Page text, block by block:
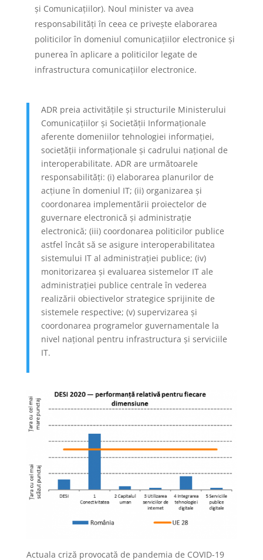
și Comunicațiilor). Noul minister va avea
responsabilități în ceea ce privește elaborarea
politicilor în domeniul comunicațiilor electronice și
punerea în aplicare a politicilor legate de
infrastructura comunicațiilor electronice.
ADR preia activitățile și structurile Ministerului
Comunicațiilor și Societății Informaționale
aferente domeniilor tehnologiei informației,
societății informaționale și cadrului național de
interoperabilitate. ADR are următoarele
responsabilități: (i) elaborarea planurilor de
acțiune în domeniul IT; (ii) organizarea și
coordonarea implementării proiectelor de
guvernare electronică și administrație
electronică; (iii) coordonarea politicilor publice
astfel încât să se asigure interoperabilitatea
sistemului IT al administrației publice; (iv)
monitorizarea și evaluarea sistemelor IT ale
administrației publice centrale în vederea
realizării obiectivelor strategice sprijinite de
sistemele respective; (v) supervizarea și
coordonarea programelor guvernamentale la
nivel național pentru infrastructura și serviciile
IT.
Actuala criză provocată de pandemia de COVID-19